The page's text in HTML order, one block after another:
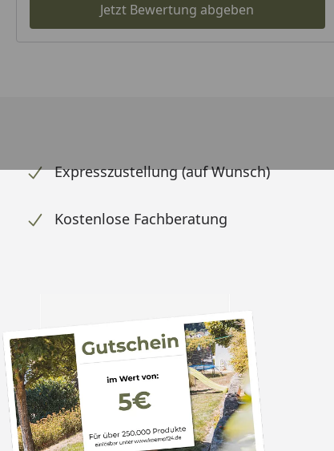
Jetzt Bewertung abgeben
Expresszustellung (auf Wunsch)
Kostenlose Fachberatung